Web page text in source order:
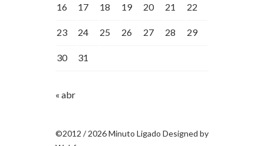
16 17 18 19 20 21 22
23 24 25 26 27 28 29
30 31
« abr
©2012 / 2026 Minuto Ligado Designed by